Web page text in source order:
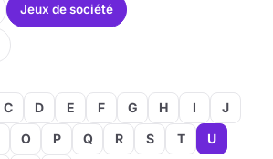
Jeux de société
C D E F G H I
J
O P Q R S T
U